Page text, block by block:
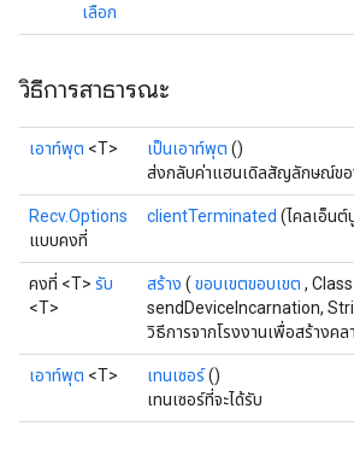
เลือก
วิธีการสาธารณะ
เอาท์พุต <T> เป็นเอาท์พุต ()
ส่งกลับค่าแฮนเดิลสัญลักษณ์ขอ
Recv.Options
แบบคงที่
clientTerminated (ไคลเอ็น
คงที่ <T> รับ
<T>
สร้าง ( ขอบเขตขอบเขต ,
sendDeviceIncarnation,
วิธีการจากโรงงานเพื่อสร้างคล
เอาท์พุต <T> เทนเซอร์()
เทนเซอร์ที่จะได้รับ